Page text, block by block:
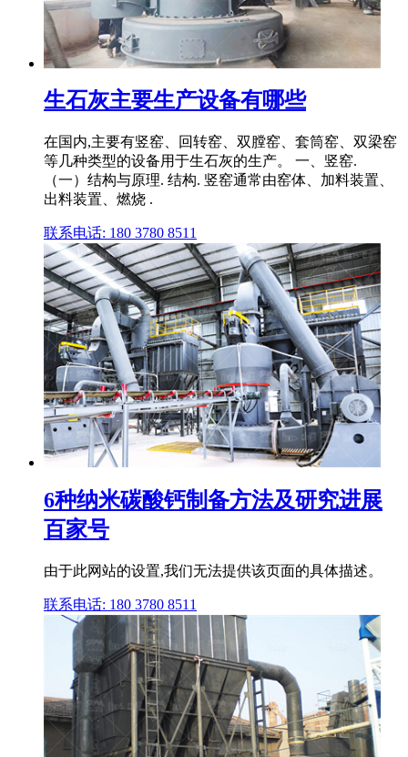
生石灰主要生产设备有哪些
在国内,主要有竖窑、回转窑、双膛窑、套筒窑、双梁窑
等几种类型的设备用于生石灰的生产。 一、竖窑.
（一）结构与原理. 结构. 竖窑通常由窑体、加料装置、
出料装置、燃烧 .
联系电话: 180 3780 8511
6种纳米碳酸钙制备方法及研究进展
百家号
由于此网站的设置,我们无法提供该页面的具体描述。
联系电话: 180 3780 8511